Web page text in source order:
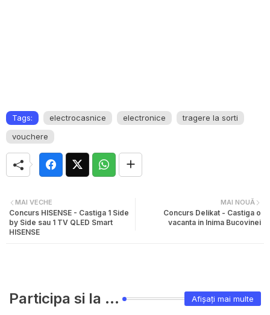
Tags: electrocasnice electronice
tragere la sorti
vouchere
MAI NOUĂ
Concurs Delikat - Castiga o
vacanta in Inima Bucovinei
MAI VECHE
Concurs HISENSE - Castiga 1 Side
by Side sau 1 TV QLED Smart
HISENSE
Participa si la ... Afișați mai multe